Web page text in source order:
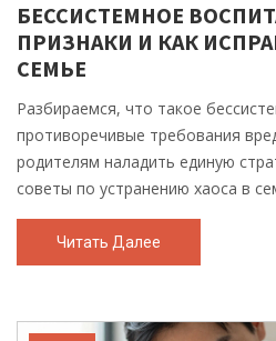
БЕССИСТЕМНОЕ
ПРИЗНАКИ И КАК
СЕМЬЕ
Разбираемся, что такое
противоречивые требования
родителям наладить единую
советы по устранению хаоса в
Читать Далее